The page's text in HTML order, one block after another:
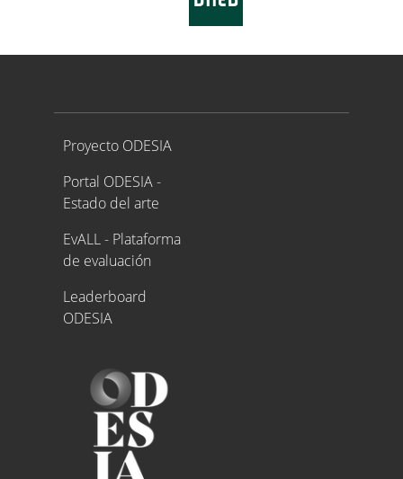
Proyecto ODESIA
Proyecto ODESIA
Portal ODESIA -
Estado del arte
EvALL - Plataforma
de evaluación
Leaderboard
ODESIA